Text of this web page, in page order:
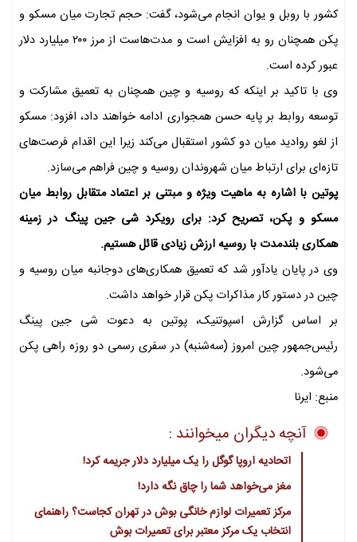
کشور با روبل و یوان انجام می‌شود، گفت: حجم تجارت میان مسکو و
پکن همچنان رو به افزایش است و مدت‌هاست از مرز ۲۰۰ میلیارد دلار
عبور کرده است.
وی با تاکید بر اینکه که روسیه و چین همچنان به تعمیق مشارکت و
توسعه روابط بر پایه حسن همجواری ادامه خواهند داد، افزود: مسکو
از لغو روادید میان دو کشور استقبال می‌کند زیرا این اقدام فرصت‌های
تازه‌ای برای ارتباط میان شهروندان روسیه و چین فراهم می‌سازد.
پوتین با اشاره به ماهیت ویژه و مبتنی بر اعتماد متقابل روابط میان
مسکو و پکن، تصریح کرد: برای رویکرد شی جین‌ پینگ در زمینه
همکاری بلندمدت با روسیه ارزش زیادی قائل هستیم.
وی در پایان یادآور شد که تعمیق همکاری‌های دوجانبه میان روسیه و
چین در دستور کار مذاکرات پکن قرار خواهد داشت.
بر اساس گزارش اسپوتنیک، پوتین به دعوت شی جین‌ پینگ
رئیس‌جمهور چین امروز (سه‌شنبه) در سفری رسمی دو روزه راهی پکن
می‌شود.
منبع: ایرنا
آنچه دیگران میخوانند :
اتحادیه اروپا گوگل را یک میلیارد دلار جریمه کرد!
مغز می‌خواهد شما را چاق نگه دارد!
مرکز تعمیرات لوازم خانگی بوش در تهران کجاست؟ راهنمای
انتخاب یک مرکز معتبر برای تعمیرات بوش